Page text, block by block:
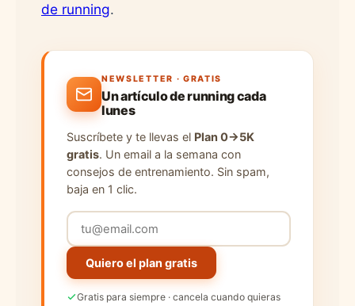
de running.
NEWSLETTER · GRATIS
Un artículo de running cada
lunes
Suscríbete y te llevas el Plan 0→5K
gratis. Un email a la semana con
consejos de entrenamiento. Sin spam,
baja en 1 clic.
Quiero el plan gratis
Gratis para siempre · cancela cuando quieras